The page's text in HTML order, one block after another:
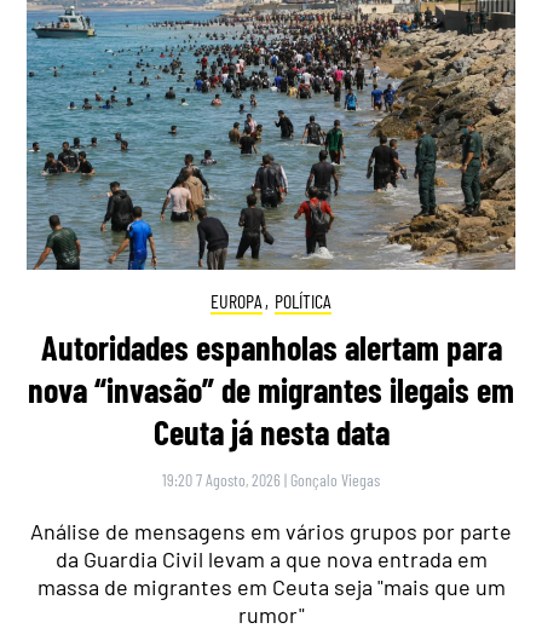
EUROPA , POLÍTICA
Autoridades espanholas alertam para
nova “invasão” de migrantes ilegais em
Ceuta já nesta data
19:20 7 Agosto, 2026 | Gonçalo Viegas
Análise de mensagens em vários grupos por parte
da Guardia Civil levam a que nova entrada em
massa de migrantes em Ceuta seja "mais que um
rumor"